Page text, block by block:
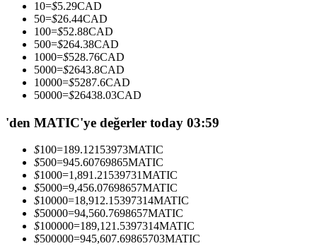
Kopya Tüccarı Olun
Kâr paylaşımı ve kopya ticaret komisyonlarının tadını çıkarın
10=$5.29CAD
50=$26.44CAD
100=$52.88CAD
500=$264.38CAD
1000=$528.76CAD
5000=$2643.8CAD
10000=$5287.6CAD
50000=$26438.03CAD
'den MATIC'ye değerler today 03:59
$100=189.12153973MATIC
$500=945.60769865MATIC
$1000=1,891.21539731MATIC
$5000=9,456.07698657MATIC
$10000=18,912.15397314MATIC
$50000=94,560.7698657MATIC
$100000=189,121.5397314MATIC
$500000=945,607.69865703MATIC